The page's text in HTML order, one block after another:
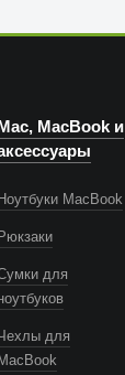
MacBook и
Ноутбуки MacBook
Рюкзаки
для
для
MacBook